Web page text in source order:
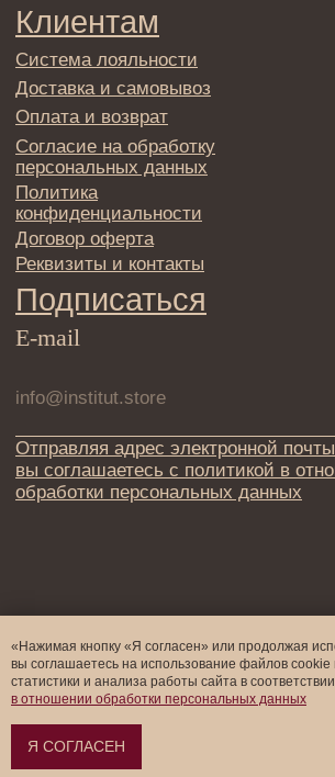
«Нажимая кнопку «Я согласен» или продолжая
вы соглашаетесь на использование файлов cookie
статистики и анализа работы cайта в
в отношении обработки персональных данных
Я СОГЛАСЕН